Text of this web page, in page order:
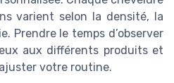
varient selon la densité, la
Prendre le temps d’observer
aux différents produits et
votre routine.